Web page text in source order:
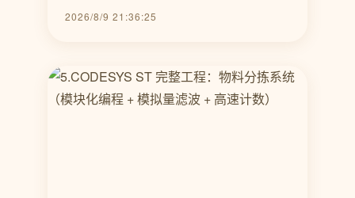
2026/8/9 21:36:25